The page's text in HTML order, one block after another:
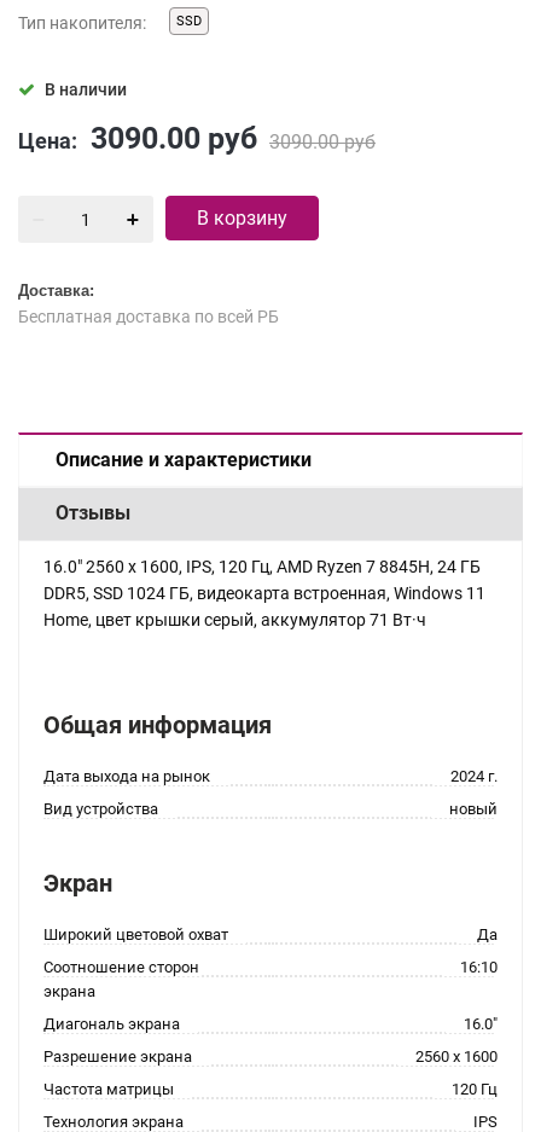
Тип накопителя: SSD
В наличии
Цена: 3090.00 руб 3090.00руб
В корзину
Доставка:
Бесплатная доставка по всей РБ
Описание и характеристики
Отзывы
16.0" 2560 x 1600, IPS, 120 Гц, AMD Ryzen 7 8845H, 24 ГБ
DDR5, SSD 1024 ГБ, видеокарта встроенная, Windows 11
Home, цвет крышки серый, аккумулятор 71 Вт·ч
Общая информация
Дата выхода на рынок
2024 г.
Вид устройства
новый
Экран
Широкий цветовой охват
Да
Соотношение сторон
экрана
16:10
Диагональ экрана
16.0"
Разрешение экрана
2560 x 1600
Частота матрицы
120 Гц
Технология экрана
IPS